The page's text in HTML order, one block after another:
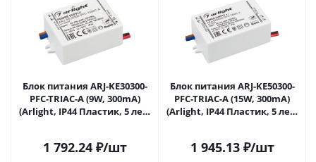
Блок питания ARJ-KE30300-
PFC-TRIAC-A (9W, 300mA)
(Arlight, IP44 Пластик, 5 лет)
1 792.24₽/шт
Блок питания ARJ-KE50300-
PFC-TRIAC-A (15W, 300mA)
(Arlight, IP44 Пластик, 5 лет)
1 945.13₽/шт